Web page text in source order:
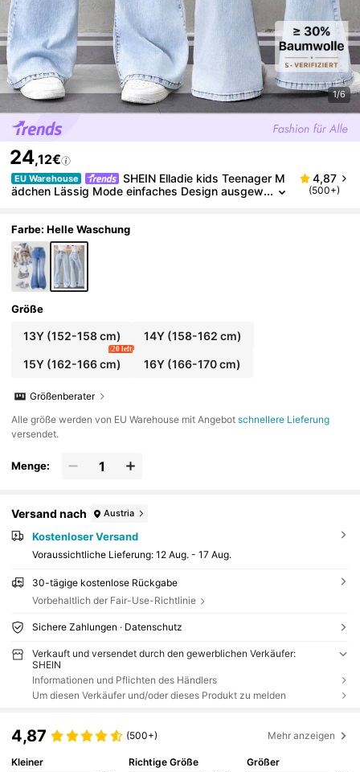
1/6
24,12€
EU Warehouse
SHEIN Elladie kids Teenager M
ädchen Lässig Mode einfaches Design ausgew
4,87
(500+)
Farbe: Helle Waschung
Größe
13Y(152-158 cm) 14Y (158-162 cm)
15Y(162-166 cm)
20 left
16Y (166-170 cm)
Größenberater
Alle größe werden von EU Warehouse mit Angebotschnellere Lieferung
versendet.
Menge:
Versand nach Austria
Kostenloser Versand
Voraussichtliche Lieferung: 12 Aug. - 17 Aug.
30-tägige kostenlose Rückgabe
Vorbehaltlich der Fair-Use-Richtlinie
Sichere Zahlungen · Datenschutz
Verkauft und versendet durch den gewerblichen Verkäufer:
SHEIN
Informationen und Pflichten des Händlers
Um diesen Verkäufer und/oder dieses Produkt zu melden
4,87 (500+) Mehr anzeigen
Kleiner
Richtige Größe
Größer